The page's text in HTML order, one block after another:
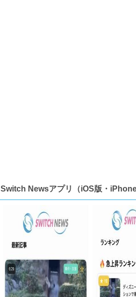
Switch Newsアプリ（iOS版・